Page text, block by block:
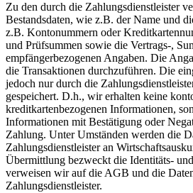
Zu den durch die Zahlungsdienstleister
Bestandsdaten, wie z.B. der Name und
z.B. Kontonummern oder
und Prüfsummen sowie die Vertrags-,
empfängerbezogenen Angaben. Die
die Transaktionen durchzuführen. Die
jedoch nur durch die
gespeichert. D.h., wir erhalten keine
kreditkartenbezogenen Informationen,
Informationen mit Bestätigung oder
Zahlung. Unter Umständen werden die
Zahlungsdienstleister an
Übermittlung bezweckt die Identitäts-
verweisen wir auf die AGB und die
Zahlungsdienstleister.